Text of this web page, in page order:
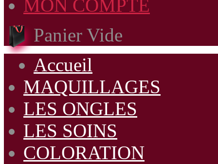
MON COMPTE
Panier Vide
Accueil
MAQUILLAGES
LES ONGLES
LES SOINS
COLORATION